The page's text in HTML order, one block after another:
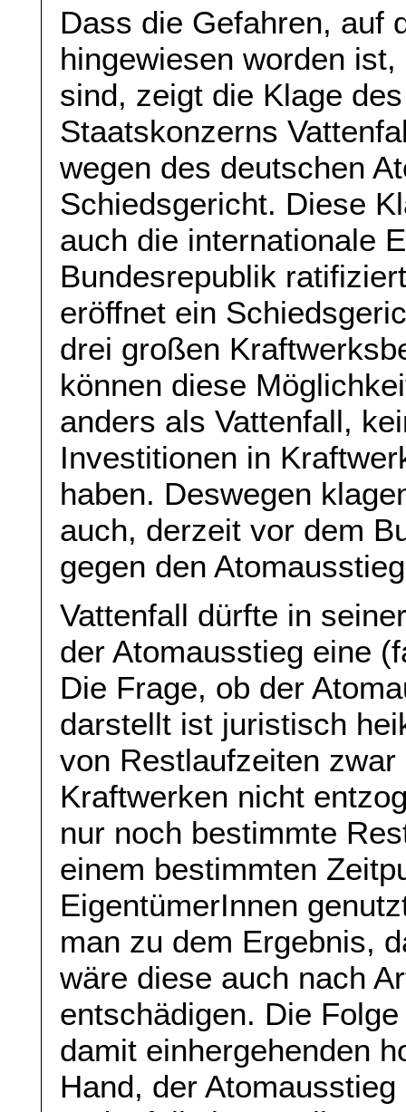
Dass die Gefahren, auf
hingewiesen worden
sind, zeigt die Klage
Staatskonzerns
wegen des deutschen
Schiedsgericht. Diese
auch die internationale
Bundesrepublik
eröffnet ein
drei großen
können diese
anders als Vattenfall,
Investitionen in
haben. Deswegen
auch, derzeit vor dem
gegen den
Vattenfall dürfte in
der Atomausstieg eine
Die Frage, ob der
darstellt ist juristisch
von Restlaufzeiten
Kraftwerken nicht
nur noch bestimmte
einem bestimmten
EigentümerInnen
man zu dem Ergebnis,
wäre diese auch nach
entschädigen. Die
damit einhergehenden
Hand, der